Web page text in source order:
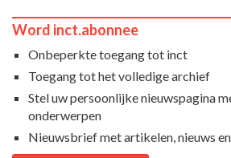
Word inct.abonnee
Onbeperkte toegang tot inct
Toegang tot het volledige archief
Stel uw persoonlijke nieuwspagina
onderwerpen
Nieuwsbrief met artikelen, nieuws